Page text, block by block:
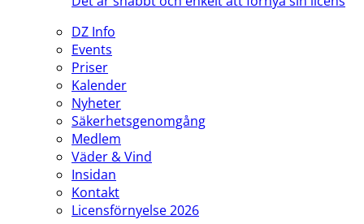
DZ Info
Events
Priser
Kalender
Nyheter
Säkerhetsgenomgång
Medlem
Väder & Vind
Insidan
Kontakt
Licensförnyelse 2026